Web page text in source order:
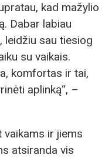
kad mažylio
Dabar labiau
leidžiu sau tiesiog
su vaikais.
komfortas ir tai,
aplinką“, –
vaikams ir jiems
atsiranda vis